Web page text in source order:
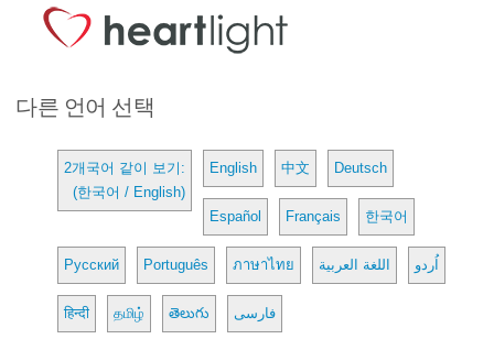
다른 언어 선택
2개국어 같이 보기:
(한국어 / English)
English 中文 Deutsch
Español Français 한국어
Русский Português ภาษาไทย اللغة العربية اُردو
हिन्दी தமிழ் తెలుగు فارسی